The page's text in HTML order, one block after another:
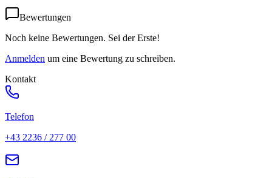
Bewertungen
Noch keine Bewertungen. Sei der Erste!
Anmelden um eine Bewertung zu schreiben.
Kontakt
Telefon
+43 2236 / 277 00